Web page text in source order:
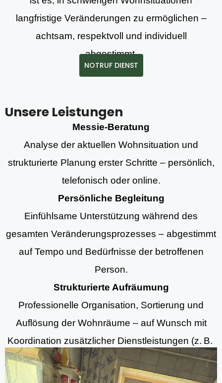
langfristige Veränderungen zu ermöglichen –
achtsam, respektvoll und individuell
abgestimmt.
NOTRUF DIENST
Unsere Leistungen
Messie-Beratung
Analyse der aktuellen Wohnsituation und
strukturierte Planung erster Schritte – persönlich,
telefonisch oder online.
Persönliche Begleitung
Einfühlsame Unterstützung während des
gesamten Veränderungsprozesses – abgestimmt
auf Tempo und Bedürfnisse der betroffenen
Person.
Strukturierte Aufräumung
Professionelle Organisation, Sortierung und
Auflösung der Wohnräume – auf Wunsch mit
Koordination zusätzlicher Dienstleistungen (z. B.
Aufräumung, Entrümpelungsdiensten und
Grundreinigung).